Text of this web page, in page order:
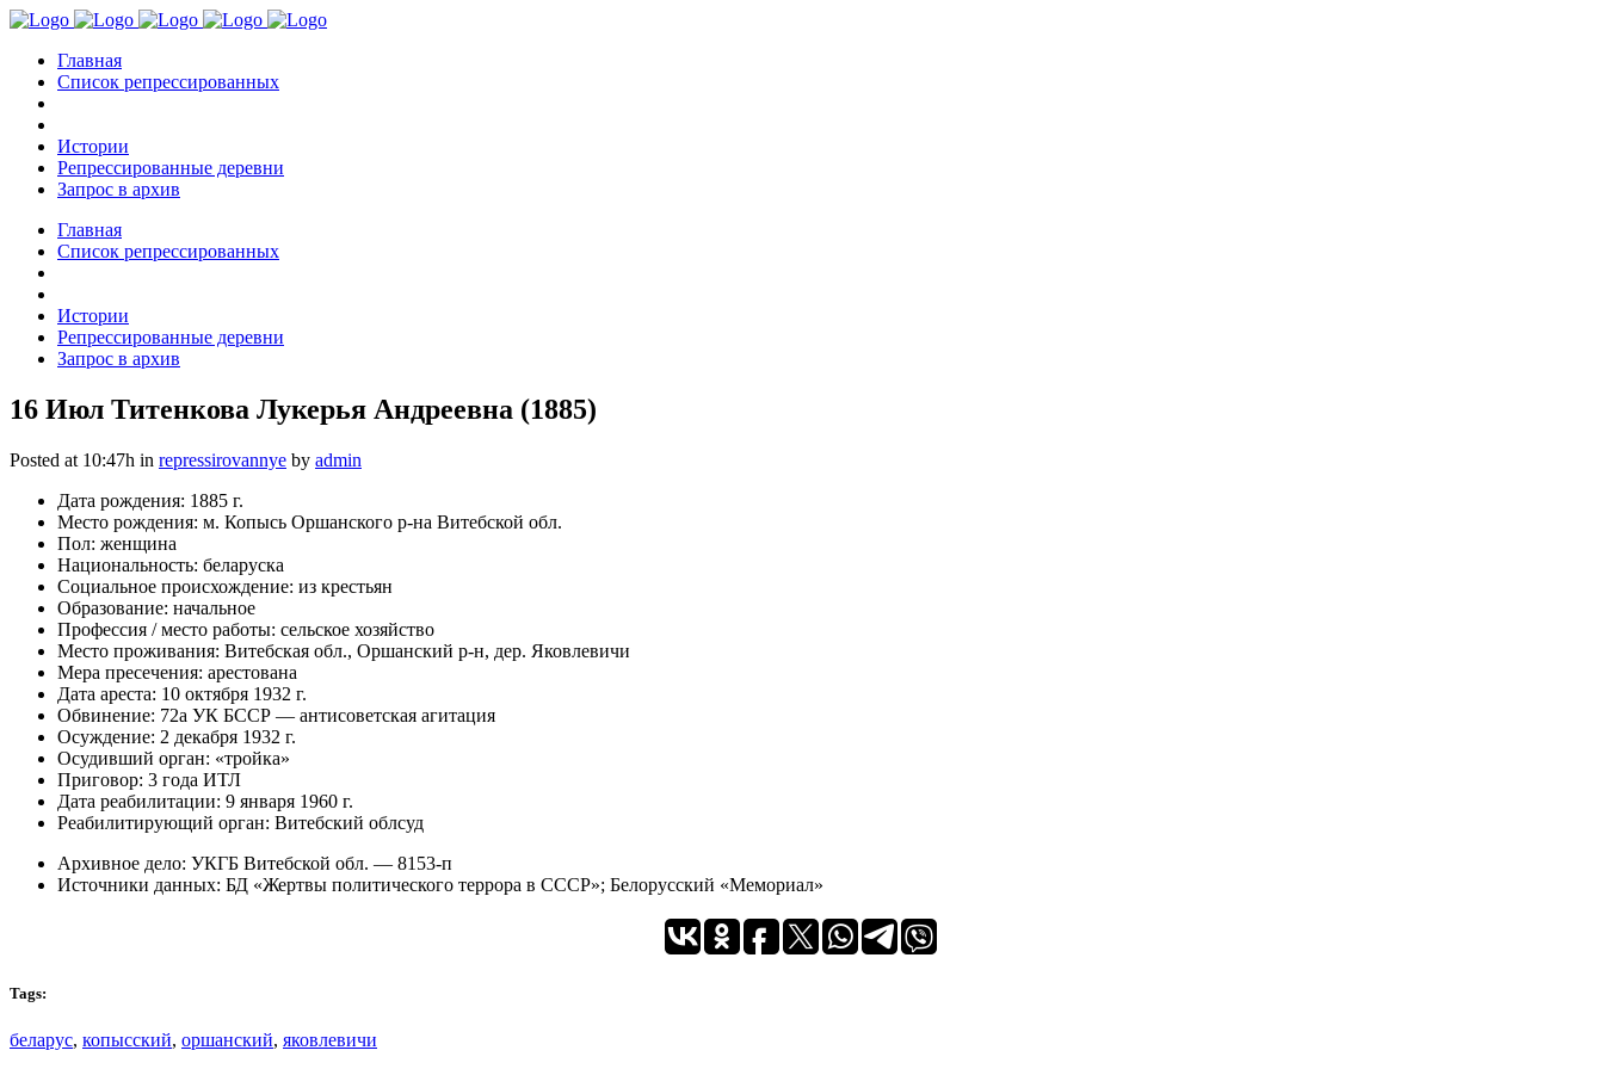
Главная
Список репрессированных
Истории
Репрессированные деревни
Запрос в архив
Главная
Список репрессированных
Истории
Репрессированные деревни
Запрос в архив
16 Июл Титенкова Лукерья Андреевна (1885)
Posted at 10:47h in repressirovannye by admin
Дата рождения: 1885 г.
Место рождения: м. Копысь Оршанского р-на Витебской обл.
Пол: женщина
Национальность: беларуска
Социальное происхождение: из крестьян
Образование: начальное
Профессия / место работы: сельское хозяйство
Место проживания: Витебская обл., Оршанский р-н, дер. Яковлевичи
Мера пресечения: арестована
Дата ареста: 10 октября 1932 г.
Обвинение: 72а УК БССР — антисоветская агитация
Осуждение: 2 декабря 1932 г.
Осудивший орган: «тройка»
Приговор: 3 года ИТЛ
Дата реабилитации: 9 января 1960 г.
Реабилитирующий орган: Витебский облсуд
Архивное дело: УКГБ Витебской обл. — 8153-п
Источники данных: БД «Жертвы политического террора в СССР»; Белорусский «Мемориал»
Tags:
беларус, копысский, оршанский, яковлевичи